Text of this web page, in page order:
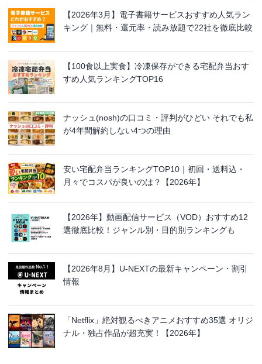
【2026年3月】電子書籍サービスおすすめ人気ラン
キング｜無料・還元率・読み放題で22社を徹底比較
【100食以上実食】冷凍保存ができる宅配弁当おす
すめ人気ランキングTOP16
ナッシュ(nosh)の口コミ・評判がひどい それでも私
が4年間解約しない4つの理由
安い宅配弁当ランキングTOP10｜初回・送料込・
月々でコスパが良いのは？【2026年】
【2026年】動画配信サービス（VOD）おすすめ12
選徹底比較！ジャンル別・目的別ランキングも
【2026年8月】U-NEXTの最新キャンペーン・割引
情報
「Netflix」絶対観るべきアニメおすすめ35選 オリジ
ナル・独占作品が超充実！【2026年】